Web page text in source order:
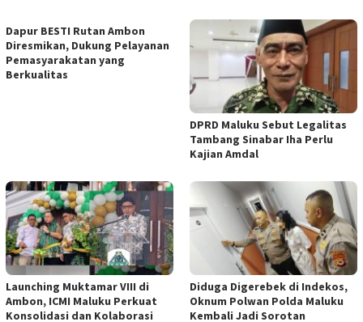
Dapur BESTI Rutan Ambon
Diresmikan, Dukung Pelayanan
Pemasyarakatan yang
Berkualitas
DPRD Maluku Sebut Legalitas
Tambang Sinabar Iha Perlu
Kajian Amdal
Launching Muktamar VIII di
Ambon, ICMI Maluku Perkuat
Konsolidasi dan Kolaborasi
Diduga Digerebek di Indekos,
Oknum Polwan Polda Maluku
Kembali Jadi Sorotan